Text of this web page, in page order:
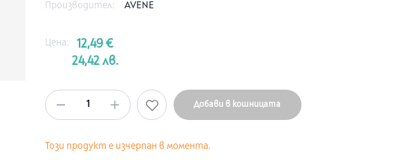
Производител: AVENE
Цена:
12,49 €
24,42 лв.
1 Добави в кошницата
Този продукт е изчерпан в момента.